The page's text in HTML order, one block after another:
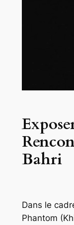
Bahri
Dans le
Phantom